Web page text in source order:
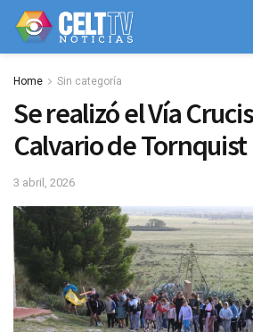
Home Sin categoría
Se realizó el Vía
Calvario de Tornquist
3 abril, 2026